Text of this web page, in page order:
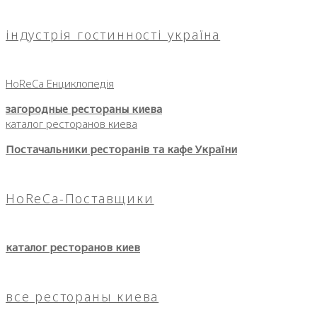
індустрія гостинності україна
HoReCa Енциклопедія
загородные рестораны киева
каталог ресторанов киева
Постачальники ресторанів та кафе України
HoReCa-Поставщики
каталог ресторанов киев
все рестораны киева